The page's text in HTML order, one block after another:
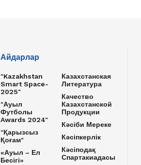
Айдарлар
"Kazakhstan
Smart Space-
2025"
"Ауыл
Футболы
Awards 2024"
"Қарызсыз
Қоғам"
«Ауыл – Ел
Бесігі»
Казахстанская
Литература
Качество
Казахстанской
Продукции
Кәсіби Мереке
Кәсіпкерлік
Кәсіподақ
Спартакиадасы